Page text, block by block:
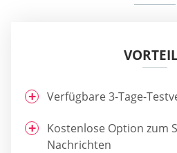
Verfügbare 3-Tage-
Kostenlose Option zum
Nachrichten